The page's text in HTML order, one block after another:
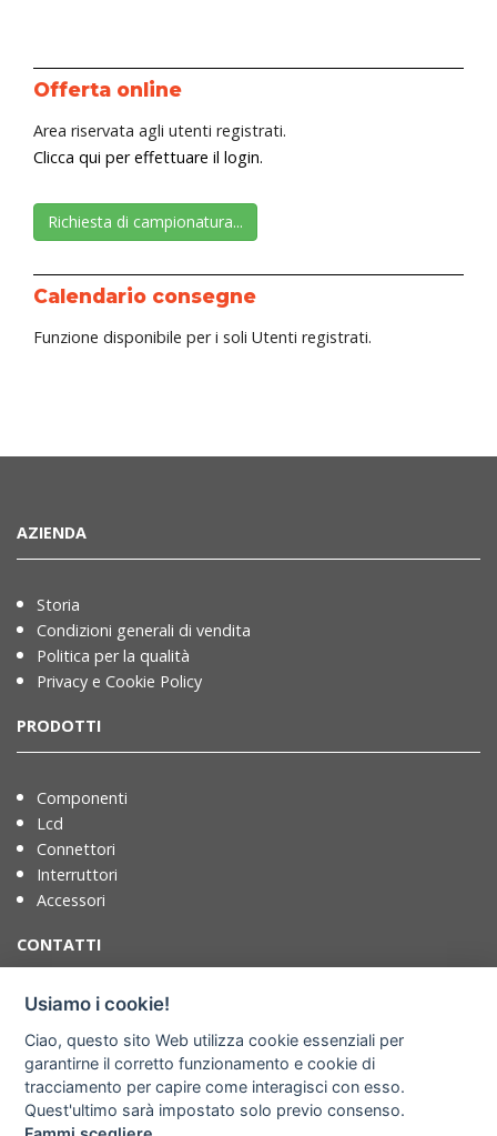
Offerta online
Area riservata agli utenti registrati.
Clicca qui per effettuare il login.
Richiesta di campionatura...
Calendario consegne
Funzione disponibile per i soli Utenti registrati.
AZIENDA
Storia
Condizioni generali di vendita
Politica per la qualità
Privacy e Cookie Policy
PRODOTTI
Componenti
Lcd
Connettori
Interruttori
Accessori
CONTATTI
T. +39 071721091
F. +39 0717210922
info@adimpex.it
Dove siamo
Usiamo i cookie!
Ciao, questo sito Web utilizza cookie essenziali per
garantirne il corretto funzionamento e cookie di
tracciamento per capire come interagisci con esso.
Quest'ultimo sarà impostato solo previo consenso.